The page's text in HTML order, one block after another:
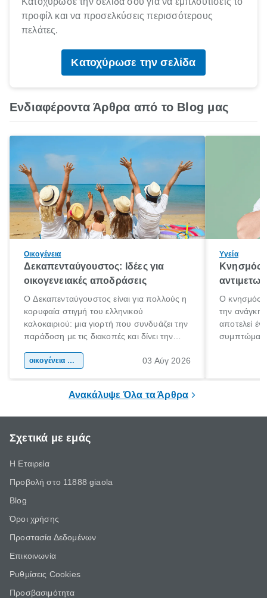
προφίλ και να προσελκύσεις περισσότερους
πελάτες.
Κατοχύρωσε την σελίδα
Ενδιαφέροντα Άρθρα από το Blog μας
Οικογένεια
Δεκαπενταύγουστος: Ιδέες για
οικογενειακές αποδράσεις
Ο Δεκαπενταύγουστος είναι για πολλούς η
κορυφαία στιγμή του ελληνικού
καλοκαιριού: μια γιορτή που συνδυάζει την
παράδοση με τις διακοπές και δίνει την
χώρας. Είτε πρόκειται για λίγες μέρες
οικογένεια & παιδί 03 Αύγ 2026
Υγεία
Κνησμός:
Ο κνησμός
την ανάγκη
αποτελεί
Ανακάλυψε Όλα τα Άρθρα
Σχετικά με εμάς
Η Εταιρεία
Προβολή στο 11888 giaola
Blog
Όροι χρήσης
Προστασία Δεδομένων
Επικοινωνία
Ρυθμίσεις Cookies
Προσβασιμότητα